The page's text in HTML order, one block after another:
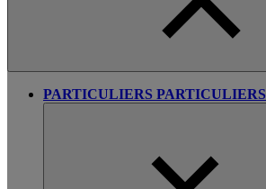
PARTICULIERS PARTICULIERS